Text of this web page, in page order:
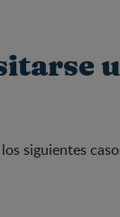
siguientes